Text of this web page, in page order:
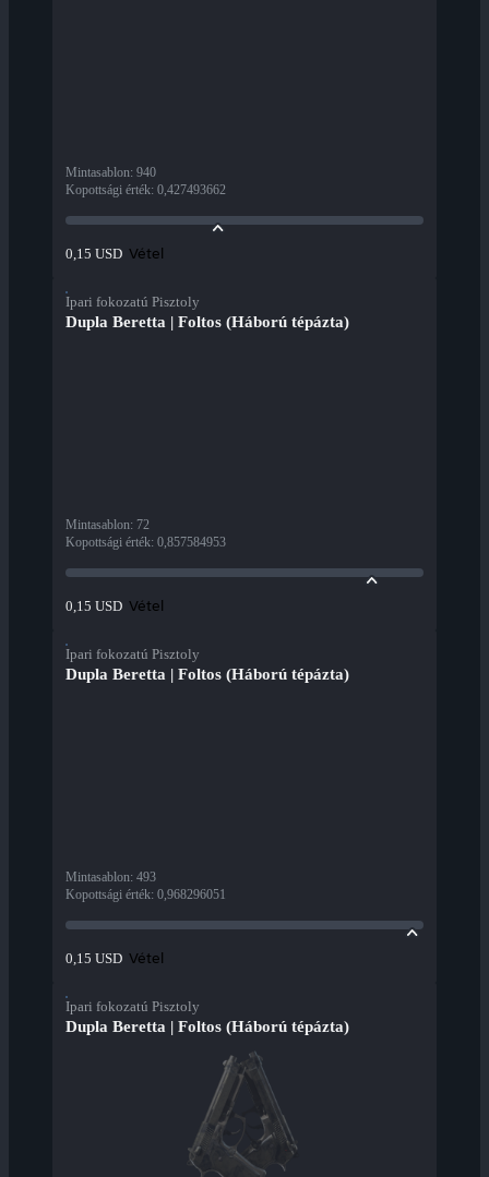
Mintasablon: 940
Kopottsági érték: 0,427493662
0,15 USD Vétel
Ipari fokozatú Pisztoly
Dupla Beretta | Foltos (Háború tépázta)
Mintasablon: 72
Kopottsági érték: 0,857584953
0,15 USD Vétel
Ipari fokozatú Pisztoly
Dupla Beretta | Foltos (Háború tépázta)
Mintasablon: 493
Kopottsági érték: 0,968296051
0,15 USD Vétel
Ipari fokozatú Pisztoly
Dupla Beretta | Foltos (Háború tépázta)